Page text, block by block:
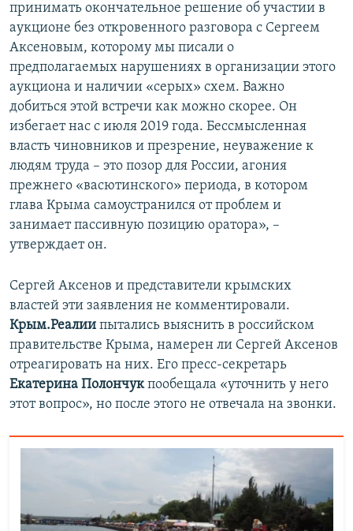
принимать окончательное решение об участии в
аукционе без откровенного разговора с Сергеем
Аксеновым, которому мы писали о
предполагаемых нарушениях в организации этого
аукциона и наличии «серых» схем. Важно
добиться этой встречи как можно скорее. Он
избегает нас с июля 2019 года. Бессмысленная
власть чиновников и презрение, неуважение к
людям труда – это позор для России, агония
прежнего «васютинского» периода, в котором
глава Крыма самоустранился от проблем и
занимает пассивную позицию оратора», –
утверждает он.
Сергей Аксенов и представители крымских
властей эти заявления не комментировали.
Крым.Реалии пытались выяснить в российском
правительстве Крыма, намерен ли Сергей Аксенов
отреагировать на них. Его пресс-секретарь
Екатерина Полончукпообещала «уточнить у него
этот вопрос», но после этого не отвечала на звонки.